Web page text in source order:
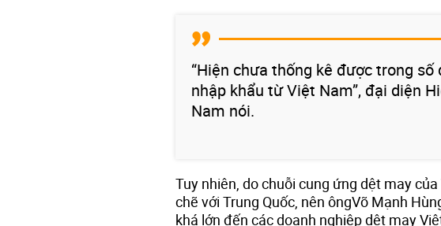
“Hiện chưa thống kê được trong
nhập khẩu từ Việt Nam”, đại diện
Nam nói.
Tuy nhiên, do chuỗi cung ứng dệt may
chẽ với Trung Quốc, nên ôngVõ Mạnh
khá lớn đến các doanh nghiệp dệt may